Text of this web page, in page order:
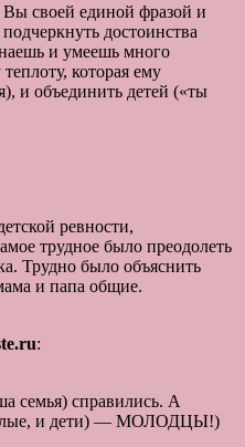
своей единой фразой и
достоинства
и умеешь много
которая ему
и объединить детей («ты
ревности,
трудное было преодолеть
Трудно было объяснить
и папа общие.
:
семья) справились. А
и дети) — МОЛОДЦЫ!)